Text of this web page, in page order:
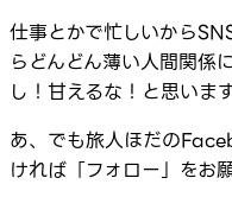
仕事とかで忙しいから
らどんどん薄い人間関係
し！甘えるな！と思い
あ、でも旅人ほだの
ければ「フォロー」をお